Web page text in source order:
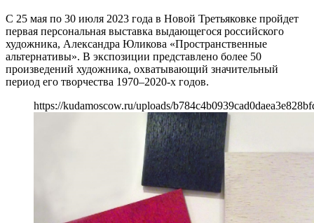
С 25 мая по 30 июля 2023 года в Новой Третьяковке пройдет
первая персональная выставка выдающегося российского
художника, Александра Юликова «Пространственные
альтернативы». В экспозиции представлено более 50
произведений художника, охватывающий значительный
период его творчества 1970–2020-х годов.
https://kudamoscow.ru/uploads/